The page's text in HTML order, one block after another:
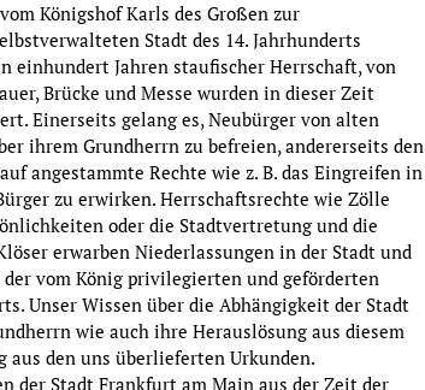
Königshof Karls des Großen zur
Stadt des 14. Jahrhunderts
einhundert Jahren staufischer Herrschaft, von
Brücke und Messe wurden in dieser Zeit
Einerseits gelang es, Neubürger von alten
ihrem Grundherrn zu befreien, andererseits den
angestammte Rechte wie z. B. das Eingreifen in
zu erwirken. Herrschaftsrechte wie Zölle
oder die Stadtvertretung und die
erwarben Niederlassungen in der Stadt und
der vom König privilegierten und geförderten
Unser Wissen über die Abhängigkeit der Stadt
wie auch ihre Herauslösung aus diesem
aus den uns überlieferten Urkunden.
der Stadt Frankfurt am Main aus der Zeit der
Stadtgeschichte
2023